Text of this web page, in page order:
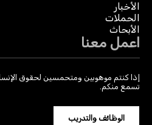
الأخبار
الحملات
الأبحاث
اعمل معنا
إذا كنتم موهوبين ومتحمسين لحقوق
تسمع منكم.
الوظائف والتدريب